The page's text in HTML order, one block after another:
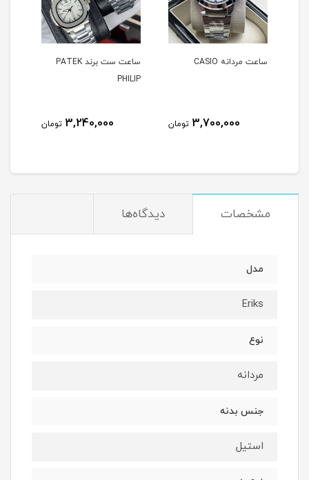
ساعت مردانه CASIO
3,700,000 تومان
ساعت ست برند PATEK
PHILIP
3,240,000 تومان
مشخصات دیدگاه‌ها
مدل
Eriks
نوع
مردانه
جنس بدنه
استیل